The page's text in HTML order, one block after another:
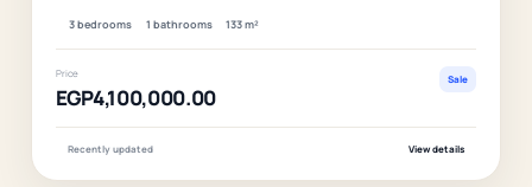
3 bedrooms 1 bathrooms 133 m²
Price
EGP4,100,000.00
Sale
Recently updated View details